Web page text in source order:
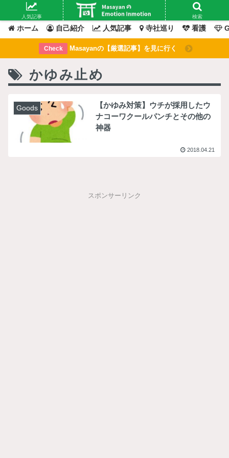
Masayanの「感情」が動いたその「瞬間」を綴るブログ
ホーム 自己紹介 人気記事 寺社巡り 看護
Check Masayanの【厳選記事】を見に行く
かゆみ止め
Goods
【かゆみ対策】ウチが採用したウ
ナコーワクールパンチとその他の
神器
2018.04.21
スポンサーリンク
人気記事 検索